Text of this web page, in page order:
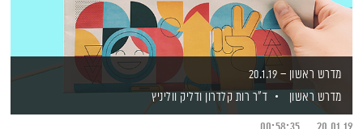
מדרש ראשון – 20.1.19
מדרש ראשון
ד"ר רות קלדרון ודליק ווליניץ